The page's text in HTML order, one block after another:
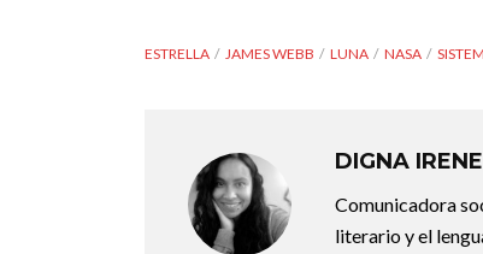
ESTRELLA JAMES WEBB LUNA NASA
DIGNA
Comunicadora
literario y el